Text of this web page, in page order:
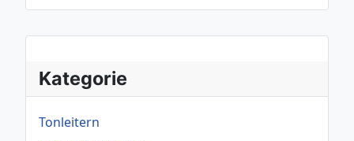
Kategorie
Tonleitern